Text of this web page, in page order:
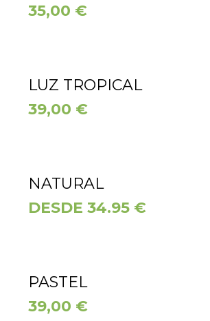
35,00 €
LUZ TROPICAL
39,00 €
NATURAL
DESDE 34.95 €
PASTEL
39,00 €